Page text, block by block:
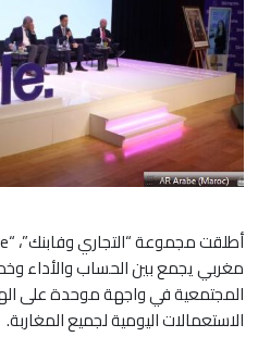
مغربي يجمع بين الحساب والأداء
المجتمعية في واجهة موحدة على
الاستعمالات اليومية لجميع المغاربة.